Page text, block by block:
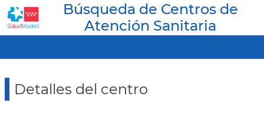
Búsqueda de Centros de
Atención Sanitaria
Detalles del centro